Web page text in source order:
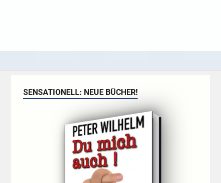
SENSATIONELL: NEUE BÜCHER!